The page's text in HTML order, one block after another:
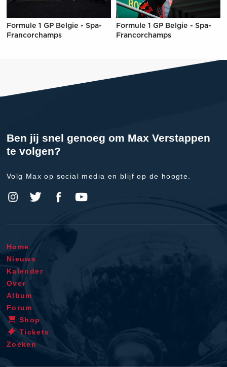
Formule 1 GP Belgie - Spa-
Francorchamps
Formule 1 GP Belgie - Spa-
Francorchamps
Ben jij snel genoeg om Max Verstappen
te volgen?
Volg Max op social media en blijf op de hoogte.
Home
Nieuws
Kalender
Over
Album
Forum
Shop
Tickets
Zoeken